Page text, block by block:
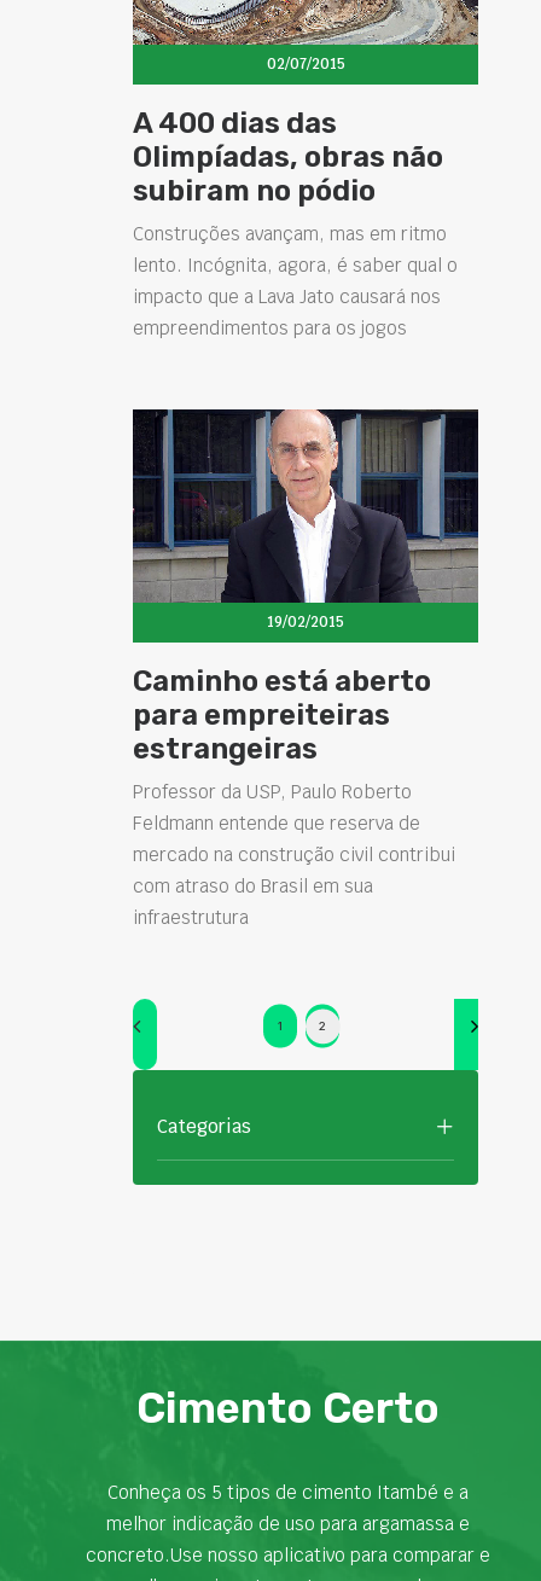
02/07/2015
A 400 dias das
Olimpíadas, obras não
subiram no pódio
Construções avançam, mas em ritmo
lento. Incógnita, agora, é saber qual o
impacto que a Lava Jato causará nos
empreendimentos para os jogos
19/02/2015
Caminho está aberto
para empreiteiras
estrangeiras
Professor da USP, Paulo Roberto
Feldmann entende que reserva de
mercado na construção civil contribui
com atraso do Brasil em sua
infraestrutura
1 2
Categorias
Cimento Certo
Conheça os 5 tipos de cimento Itambé e a
melhor indicação de uso para argamassa e
concreto.Use nosso aplicativo para comparar e